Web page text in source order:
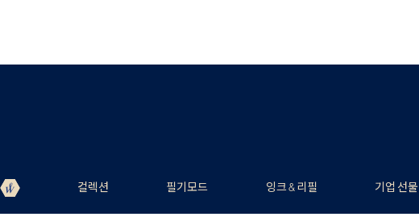
컬렉션 필기모드 잉크 & 리필 기업 선물